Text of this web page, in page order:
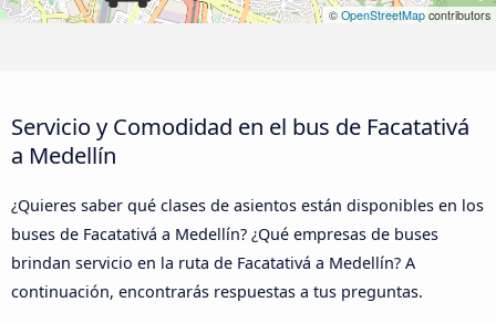
©OpenStreetMap contributors
Servicio y Comodidad en el bus de Facatativá
a Medellín
¿Quieres saber qué clases de asientos están disponibles en los
buses de Facatativá a Medellín? ¿Qué empresas de buses
brindan servicio en la ruta de Facatativá a Medellín? A
continuación, encontrarás respuestas a tus preguntas.